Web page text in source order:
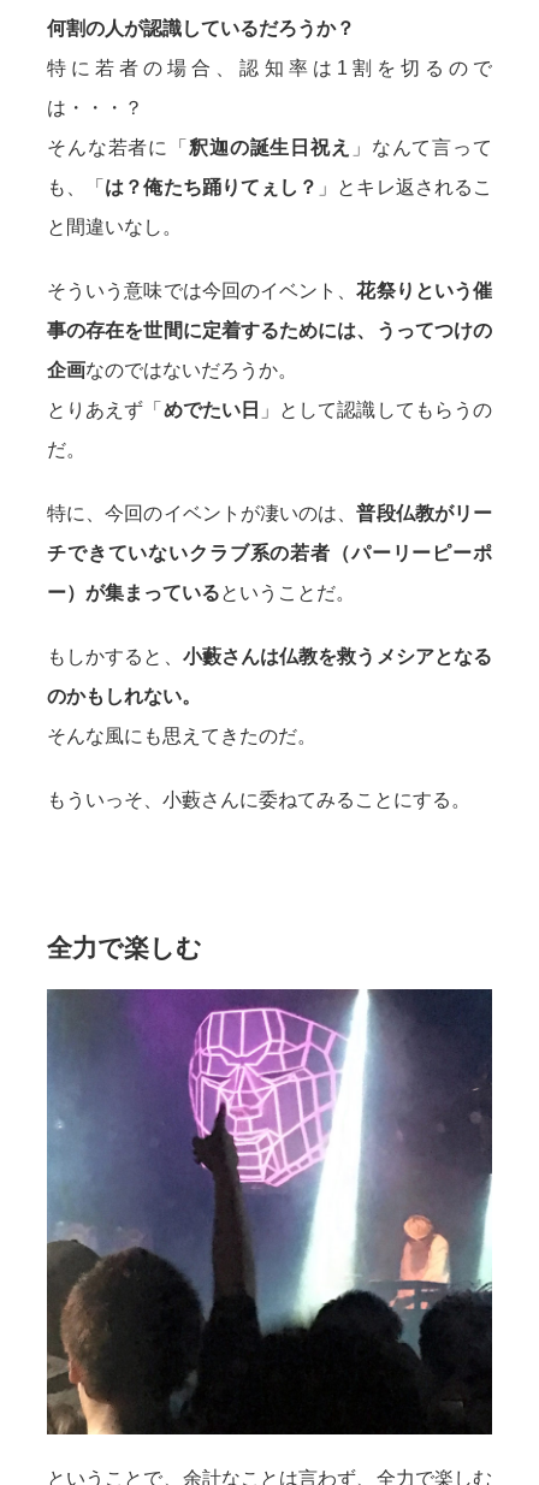
何割の人が認識しているだろうか？
特に若者の場合、認知率は1割を切るので
は・・・？
そんな若者に「 釈迦の誕生日祝え
」なんて言って
も、「 は？俺たち踊りてぇし？ 」とキレ返されるこ
と間違いなし。
そういう意味では今回のイベント、花祭りという催
事の存在を世間に定着するためには、うってつけの
企画なのではないだろうか。
とりあえず「 めでたい日 」として認識してもらうの
だ。
特に、今回のイベントが凄いのは、普段仏教がリー
チできていないクラブ系の若者（パーリーピーポ
ー）が集まっているということだ。
もしかすると、 小藪さんは仏教を救うメシアとなる
のかもしれない。
そんな風にも思えてきたのだ。
もういっそ、小藪さんに委ねてみることにする。
全力で楽しむ
ということで、余計なことは言わず、全力で楽しむ